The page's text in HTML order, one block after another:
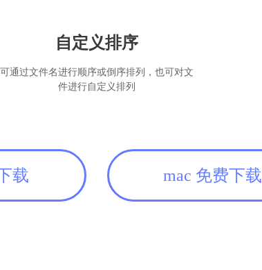
自定义排序
可通过文件名进行顺序或倒序排列，也可对文
件进行自定义排列
载 mac 免费下载